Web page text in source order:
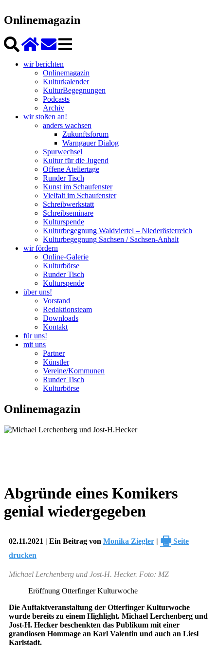
Onlinemagazin
wir berichten
Onlinemagazin
Kulturkalender
KulturBegegnungen
Podcasts
Archiv
wir stoßen an!
anders wachsen
Zukunftsforum
Warngauer Dialog
Spurwechsel
Kultur für die Jugend
Offene Ateliertage
Runder Tisch
Kunst im Schaufenster
Vielfalt im Schaufenster
Schreibwerkstatt
Schreibseminare
Kulturspende
Kulturbegegnung Waldviertel – Niederösterreich
Kulturbegegnung Sachsen / Sachsen-Anhalt
wir fördern
Online-Galerie
Kulturbörse
Runder Tisch
Kulturspende
über uns!
Vorstand
Redaktionsteam
Downloads
Kontakt
für uns!
mit uns
Partner
Künstler
Vereine/Kommunen
Runder Tisch
Kulturbörse
Onlinemagazin
Abgründe eines Komikers
genial wiedergegeben
02.11.2021 | Ein Beitrag von Monika Ziegler | 🖶 Seite
drucken
Michael Lerchenberg und Jost-H. Hecker. Foto: MZ
Eröffnung Otterfinger Kulturwoche
Die Auftaktveranstaltung der Otterfinger Kulturwoche
wurde bereits zu einem Highlight. Michael Lerchenberg und
Jost-H. Hecker beschenkten das Publikum mit einer
grandiosen Hommage an Karl Valentin und auch an Liesl
Karlstadt.